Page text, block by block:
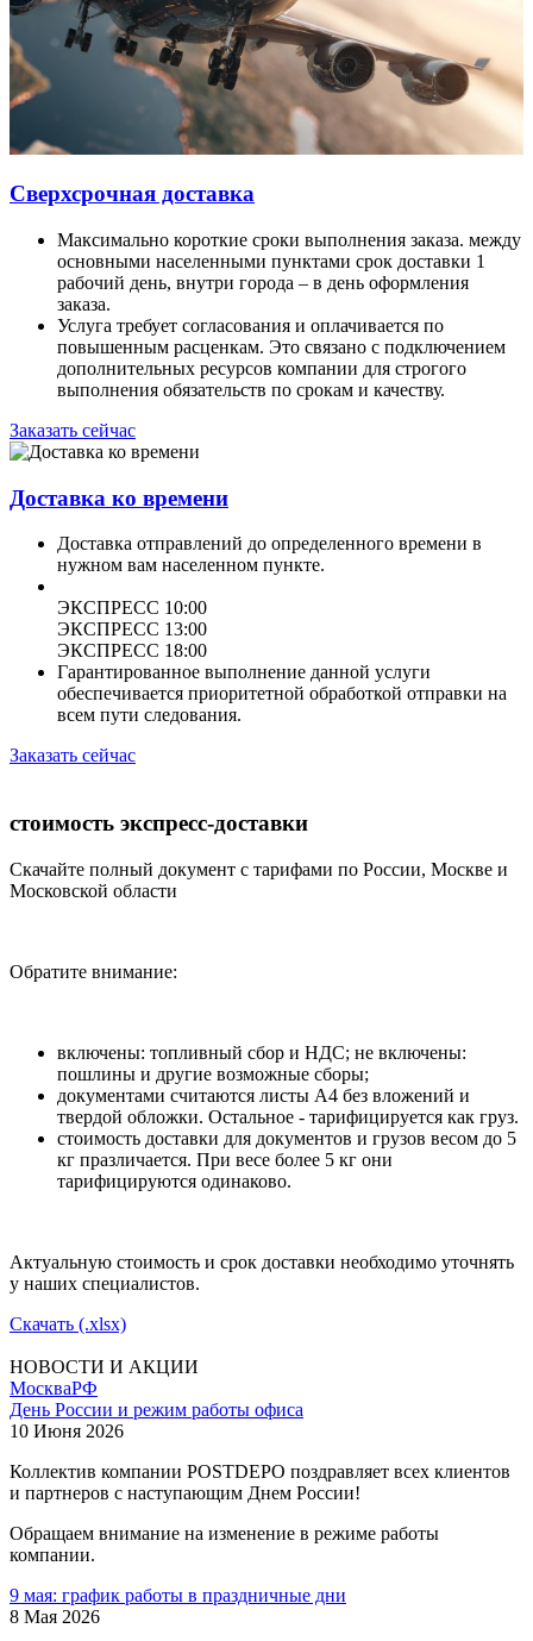
Сверхсрочная доставка
Максимально короткие сроки выполнения заказа. между
основными населенными пунктами срок доставки 1
рабочий день, внутри города – в день оформления
заказа.
Услуга требует согласования и оплачивается по
повышенным расценкам. Это связано с подключением
дополнительных ресурсов компании для строгого
выполнения обязательств по срокам и качеству.
Заказать сейчас
Доставка ко времени
Доставка отправлений до определенного времени в
нужном вам населенном пункте.
ЭКСПРЕСС 10:00
ЭКСПРЕСС 13:00
ЭКСПРЕСС 18:00
Гарантированное выполнение данной услуги
обеспечивается приоритетной обработкой отправки на
всем пути следования.
Заказать сейчас
стоимость экспресс-доставки
Скачайте полный документ с тарифами по России, Москве и
Московской области
Обратите внимание:
включены: топливный сбор и НДС; не включены:
пошлины и другие возможные сборы;
документами считаются листы А4 без вложений и
твердой обложки. Остальное - тарифицируется как груз.
стоимость доставки для документов и грузов весом до 5
кг празличается. При весе более 5 кг они
тарифицируются одинаково.
Актуальную стоимость и срок доставки необходимо уточнять
у наших специалистов.
Скачать (.xlsx)
НОВОСТИ И АКЦИИ
МоскваРФ
День России и режим работы офиса
10 Июня 2026
Коллектив компании POSTDEPO поздравляет всех клиентов
и партнеров с наступающим Днем России!
Обращаем внимание на изменение в режиме работы
компании.
9 мая: график работы в праздничные дни
8 Мая 2026